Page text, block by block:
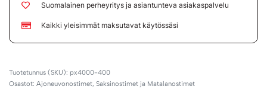
Suomalainen perheyritys ja asiantunteva asiakaspalvelu
Kaikki yleisimmät maksutavat käytössäsi
px4000-400
Osastot: Ajoneuvonostimet, Saksinostimet ja Matalanostimet